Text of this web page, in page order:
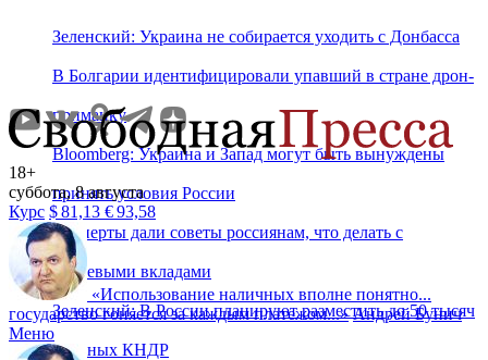
Зеленский: Украина не собирается уходить с Донбасса
В Болгарии идентифицировали упавший в стране дрон-
приманку
Bloomberg: Украина и Запад могут быть вынуждены
принять условия России
Эксперты дали советы россиянам, что делать с
рублевыми вкладами
Зеленский: В России планируют разместить до 50 тысяч
военных КНДР
18+
суббота, 8 августа
Курс $81,13 €93,58
«Использование наличных вполне понятно...
государство гоняется за каждым платежом...» Андрей Бунич
Меню